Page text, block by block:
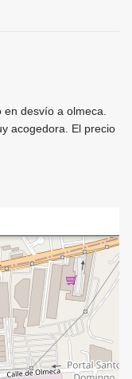
desvío a olmeca.
acogedora. El precio